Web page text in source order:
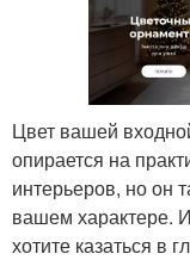
Цвет вашей
опирается на
интерьеров, но он
вашем характере.
хотите казаться в